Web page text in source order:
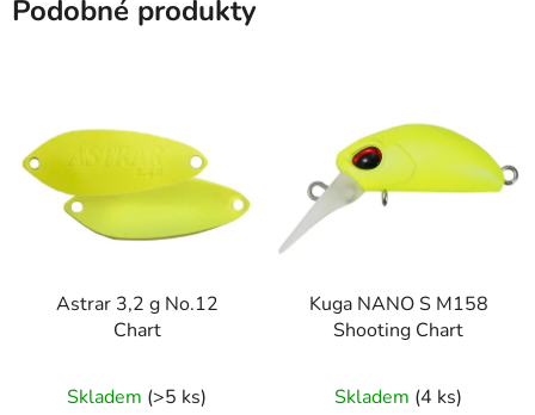
Podobné produkty
Astrar 3,2 g No.12
Chart
Skladem (>5 ks)
Kuga NANO S M158
Shooting Chart
Skladem (4 ks)